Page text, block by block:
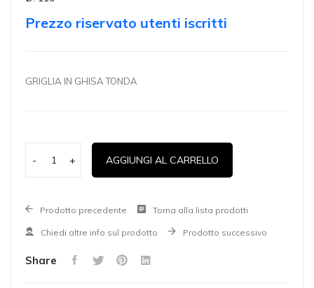
Prezzo riservato utenti iscritti
GRIGLIA IN GHISA TONDA
- + AGGIUNGI AL CARRELLO
Prodotto precedente Torna alla lista prodotti
Chiedi altre info sul prodotto Prodotto successivo
Share